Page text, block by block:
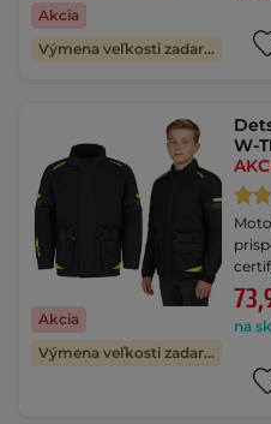
Akcia
Výmena veľkosti zadarmo
Akcia
Výmena veľkosti zadarmo
W-
na